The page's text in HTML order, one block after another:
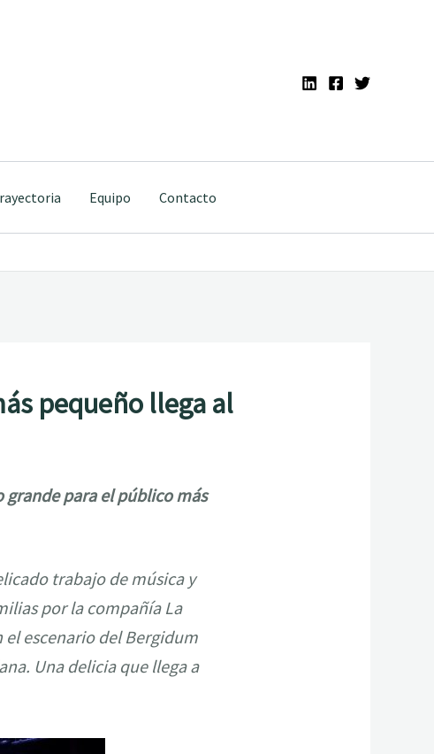
Equipo Contacto
pequeño llega al
grande para el público más
trabajo de música y
por la compañía La
escenario del Bergidum
Una delicia que llega a